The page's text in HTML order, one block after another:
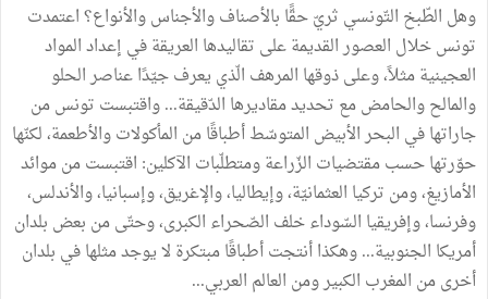
وهل الطّبخ التّونسي ثريّحقًّا بالأصنافوالأجناسوالأنواع؟اعتمدت
تونسخلال العصورالقديمةعلى تقاليدها العريقةفي إعدادالمواد
العجينيةمثلاً،وعلىذوقها المرهف الّذي يعرفجيّدًاعناصرالحلو
والمالحوالحامضمع تحديدمقاديرها الدّقيقة...واقتبست تونسمن
جاراتهافي البحرالأبيض المتوسّطأطباقًامن المأكولاتوالأطعمة،لكنّها
حوّرتهاحسبمقتضيات الزّراعةومتطلّبات الآكلين: اقتبستمنموائد
الأمازيغ،ومن تركيا العثمانيّة،وإيطاليا،والإغريق،وإسبانيا،والأندلس،
وفرنسا،وإفريقيا السّوداءخلف الصّحراء الكبرى،وحتّىمن بعض بلدان
أمريكا الجنوبية...وهكذاأنتجتأطباقًامبتكرة لايوجدمثلهافي بلدان
أخرىمن المغرب الكبيرومن العالم العربي...